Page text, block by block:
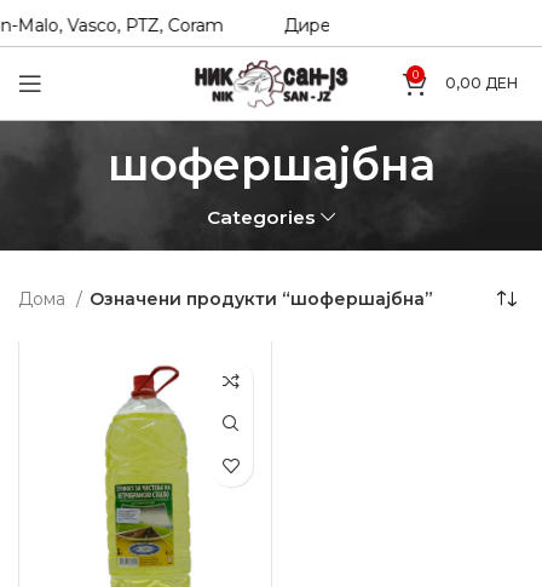
Vasco, PTZ, Coram Директни увозници на
0 0,00 ДЕН
шофершајбна
Categories
Дома Означени продукти “шофершајбна”